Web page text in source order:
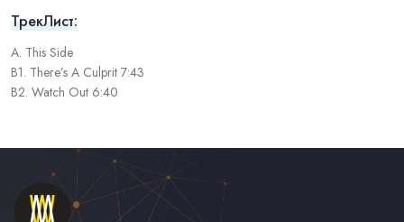
ТрекЛист:
A. This Side
B1. There’s A Culprit 7:43
B2. Watch Out 6:40